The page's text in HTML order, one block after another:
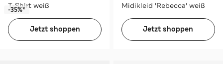
T-Shirt weiß
-35%*
Jetzt shoppen
Midikleid 'Rebecca' weiß
Jetzt shoppen